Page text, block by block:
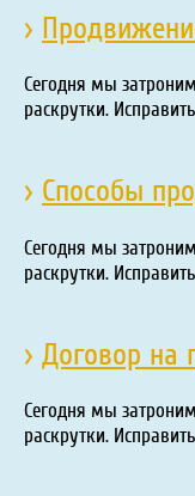
›
Сегодня мы
раскрутки.
› Способы
Сегодня мы
раскрутки.
› Договор на
Сегодня мы
раскрутки.